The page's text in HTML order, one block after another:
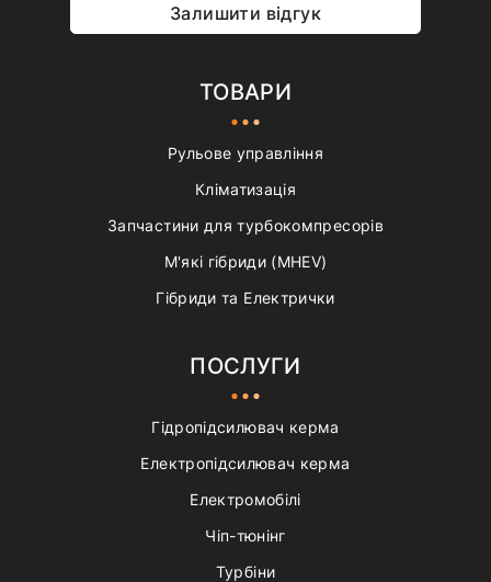
Залишити відгук
ТОВАРИ
Рульове управління
Кліматизація
Запчастини для турбокомпресорів
М'які гібриди (MHEV)
Гібриди та Електрички
ПОСЛУГИ
Гідропідсилювач керма
Електропідсилювач керма
Електромобілі
Чіп-тюнінг
Турбіни